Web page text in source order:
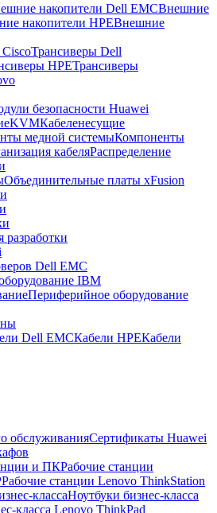
накопители Dell EMCВнешние
накопители HPEВнешние
Трансиверы Dell
HPEТрансиверы
безопасности Huawei
KVMКабеленесущие
медной системыКомпоненты
кабеляРаспределение
Объединительные платы xFusion
Dell EMC
IBM
Периферийное оборудование
Dell EMCКабели HPEКабели
обслуживанияСертификаты Huawei
и ПКРабочие станции
Рабочие станции Lenovo ThinkStation
классаНоутбуки бизнес-класса
класса Lenovo ThinkPad